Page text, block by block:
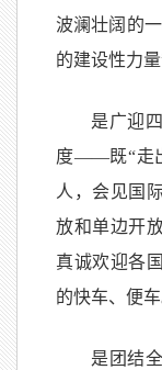
波澜壮阔的
的建设性力量
是广迎
度——既“走
人，会见国
放和单边开
真诚欢迎各
的快车、便车
是团结